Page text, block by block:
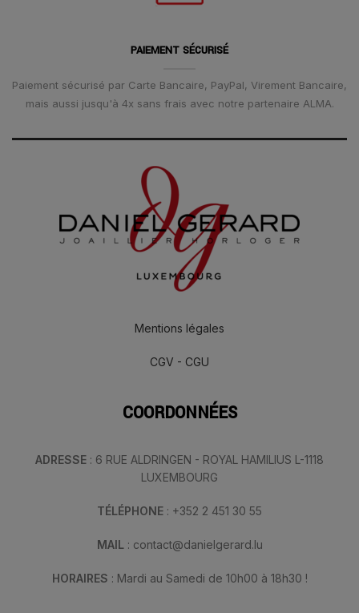
PAIEMENT SÉCURISÉ
Paiement sécurisé par Carte Bancaire, PayPal, Virement Bancaire,
mais aussi jusqu'à 4x sans frais avec notre partenaire ALMA.
Mentions légales
CGV - CGU
COORDONNÉES
ADRESSE : 6 RUE ALDRINGEN - ROYAL HAMILIUS L-1118
LUXEMBOURG
TÉLÉPHONE : +352 2 451 30 55
MAIL : contact@danielgerard.lu
HORAIRES : Mardi au Samedi de 10h00 à 18h30 !